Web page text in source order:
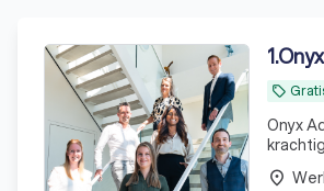
1.
local_offer
Onyx
place